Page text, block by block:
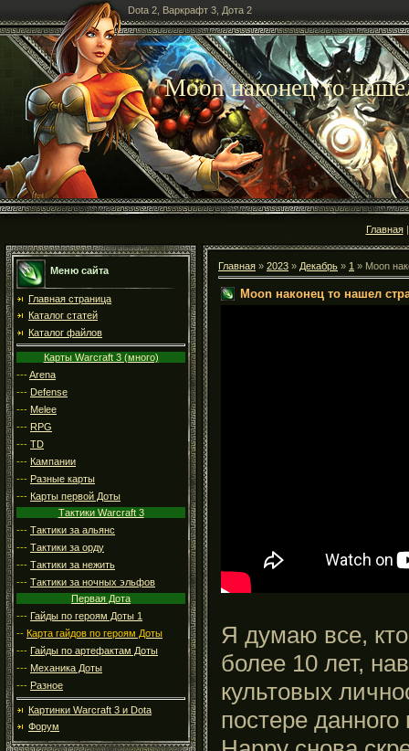
Dota 2, Варкрафт 3, Дота 2
Moon наконец то
Главная
Меню сайта
Главная страница
Каталог статей
Каталог файлов
Карты Warcraft 3 (много)
---Arena
--- Defense
--- Melee
--- RPG
--- TD
--- Кампании
--- Разные карты
--- Карты первой Доты
Тактики Warcraft 3
--- Тактики за альянс
--- Тактики за орду
--- Тактики за нежить
--- Тактики за ночных эльфов
Первая Дота
--- Гайды по героям Доты 1
-- Карта гайдов по героям Доты
--- Гайды по артефактам Доты
--- Механика Доты
--- Разное
Картинки Warcraft 3 и Dota
Форум
Главная » 2023 » Декабрь » 1 » Moon
Moon наконец то нашел
Я думаю все,
более 10 лет,
культовых
постере